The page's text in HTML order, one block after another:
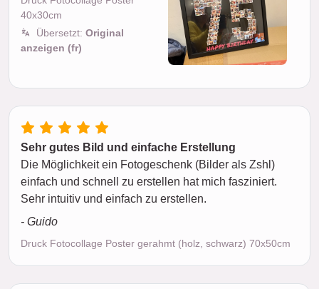
40x30cm
Übersetzt: Original
anzeigen (fr)
Sehr gutes Bild und einfache Erstellung
Die Möglichkeit ein Fotogeschenk (Bilder als Zshl)
einfach und schnell zu erstellen hat mich fasziniert.
Sehr intuitiv und einfach zu erstellen.
- Guido
Druck Fotocollage Poster gerahmt (holz, schwarz) 70x50cm